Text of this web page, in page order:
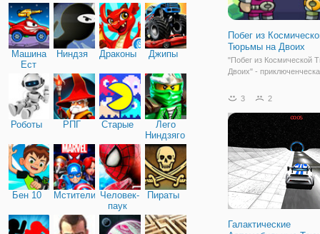
Машина
Ест
Машину
Ниндзя Драконы Джипы
Роботы РПГ Старые
Лего
Ниндзяго
Бен 10 Мстители Человек-
паук
Пираты
Побег из
Тюрьмы на Двоих
"Побег из Космической
Двоих" -
вы будете помогать
космического корабля,
захватили пришельцы.
ваша задача
3 2
Галактические